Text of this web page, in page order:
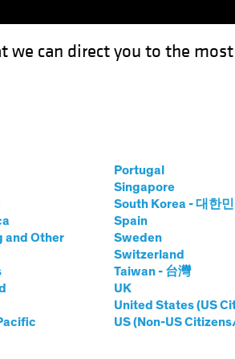
we can direct you to the most
and Other
Portugal
Singapore
South Korea - 대한
Spain
Sweden
Switzerland
Taiwan - 台灣
UK
United States (US
US (Non-US
Assets
and Research Analyst with the
residential mortgage-backed